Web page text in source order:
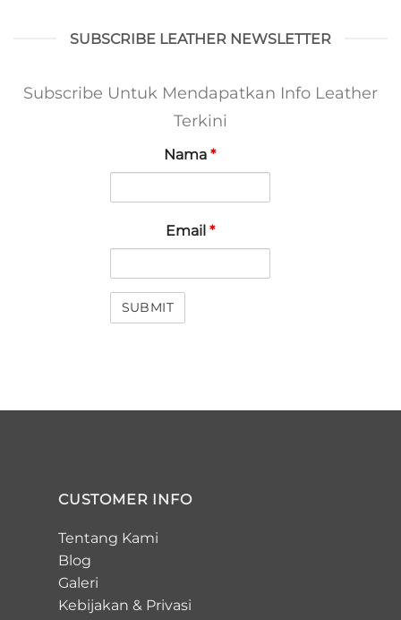
SUBSCRIBE LEATHER NEWSLETTER
Subscribe Untuk Mendapatkan Info Leather
Terkini
Nama *
Email *
CUSTOMER INFO
Tentang Kami
Blog
Galeri
Kebijakan & Privasi